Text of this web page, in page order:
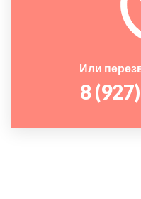
Или
8